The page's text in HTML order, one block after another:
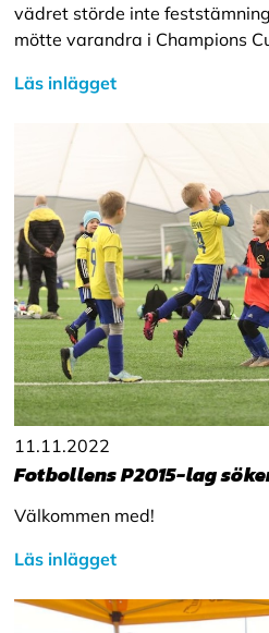
vädret störde inte
mötte varandra i Champions
Läs inlägget
11.11.2022
Fotbollens P2015-lag
Välkommen med!
Läs inlägget